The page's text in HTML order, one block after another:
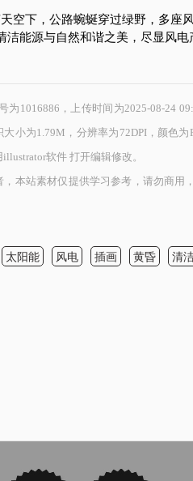
空下，公路蜿蜒穿过绿野，多座
洁能源与自然和谐之美，尽显风
1016886，上传时间为2025-08-24
小为1.79M，分辨率为72DPI，颜色
软件 打开编辑修改。
本站素材仅提供学习参考，请勿商用
太阳能 风电 插画 黄昏 清